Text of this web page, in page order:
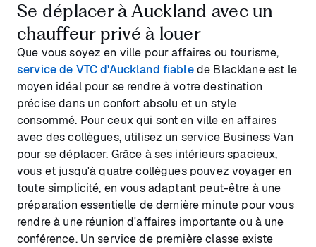
Se déplacer à Auckland avec un
chauffeur privé à louer
Que vous soyez en ville pour affaires ou tourisme,
service de VTC d'Auckland fiablede Blacklane est le
moyen idéal pour se rendre à votre destination
précise dans un confort absolu et un style
consommé. Pour ceux qui sont en ville en affaires
avec des collègues, utilisez un service Business Van
pour se déplacer. Grâce à ses intérieurs spacieux,
vous et jusqu'à quatre collègues pouvez voyager en
toute simplicité, en vous adaptant peut-être à une
préparation essentielle de dernière minute pour vous
rendre à une réunion d'affaires importante ou à une
conférence. Un service de première classe existe